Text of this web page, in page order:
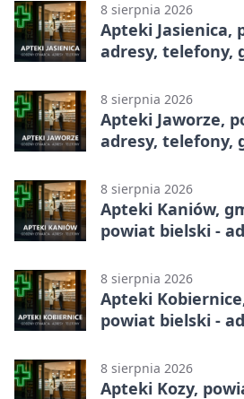
8 sierpnia 2026
Apteki Jasienica,
adresy, telefony,
8 sierpnia 2026
Apteki Jaworze,
adresy, telefony,
8 sierpnia 2026
Apteki Kaniów,
powiat bielski -
8 sierpnia 2026
Apteki
powiat bielski -
8 sierpnia 2026
Apteki Kozy,